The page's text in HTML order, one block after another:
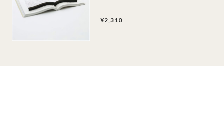
¥2,310